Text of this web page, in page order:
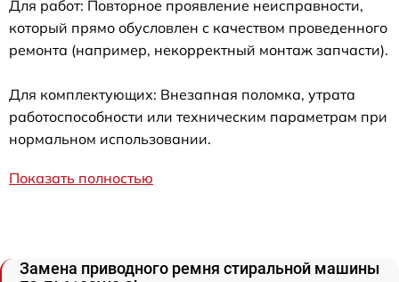
Для работ: Повторное проявление неисправности,
который прямо обусловлен с качеством проведенного
ремонта (например, некорректный монтаж запчасти).
Для комплектующих: Внезапная поломка, утрата
работоспособности или техническим параметрам при
нормальном использовании.
Показать полностью
Замена приводного ремня стиральной машины